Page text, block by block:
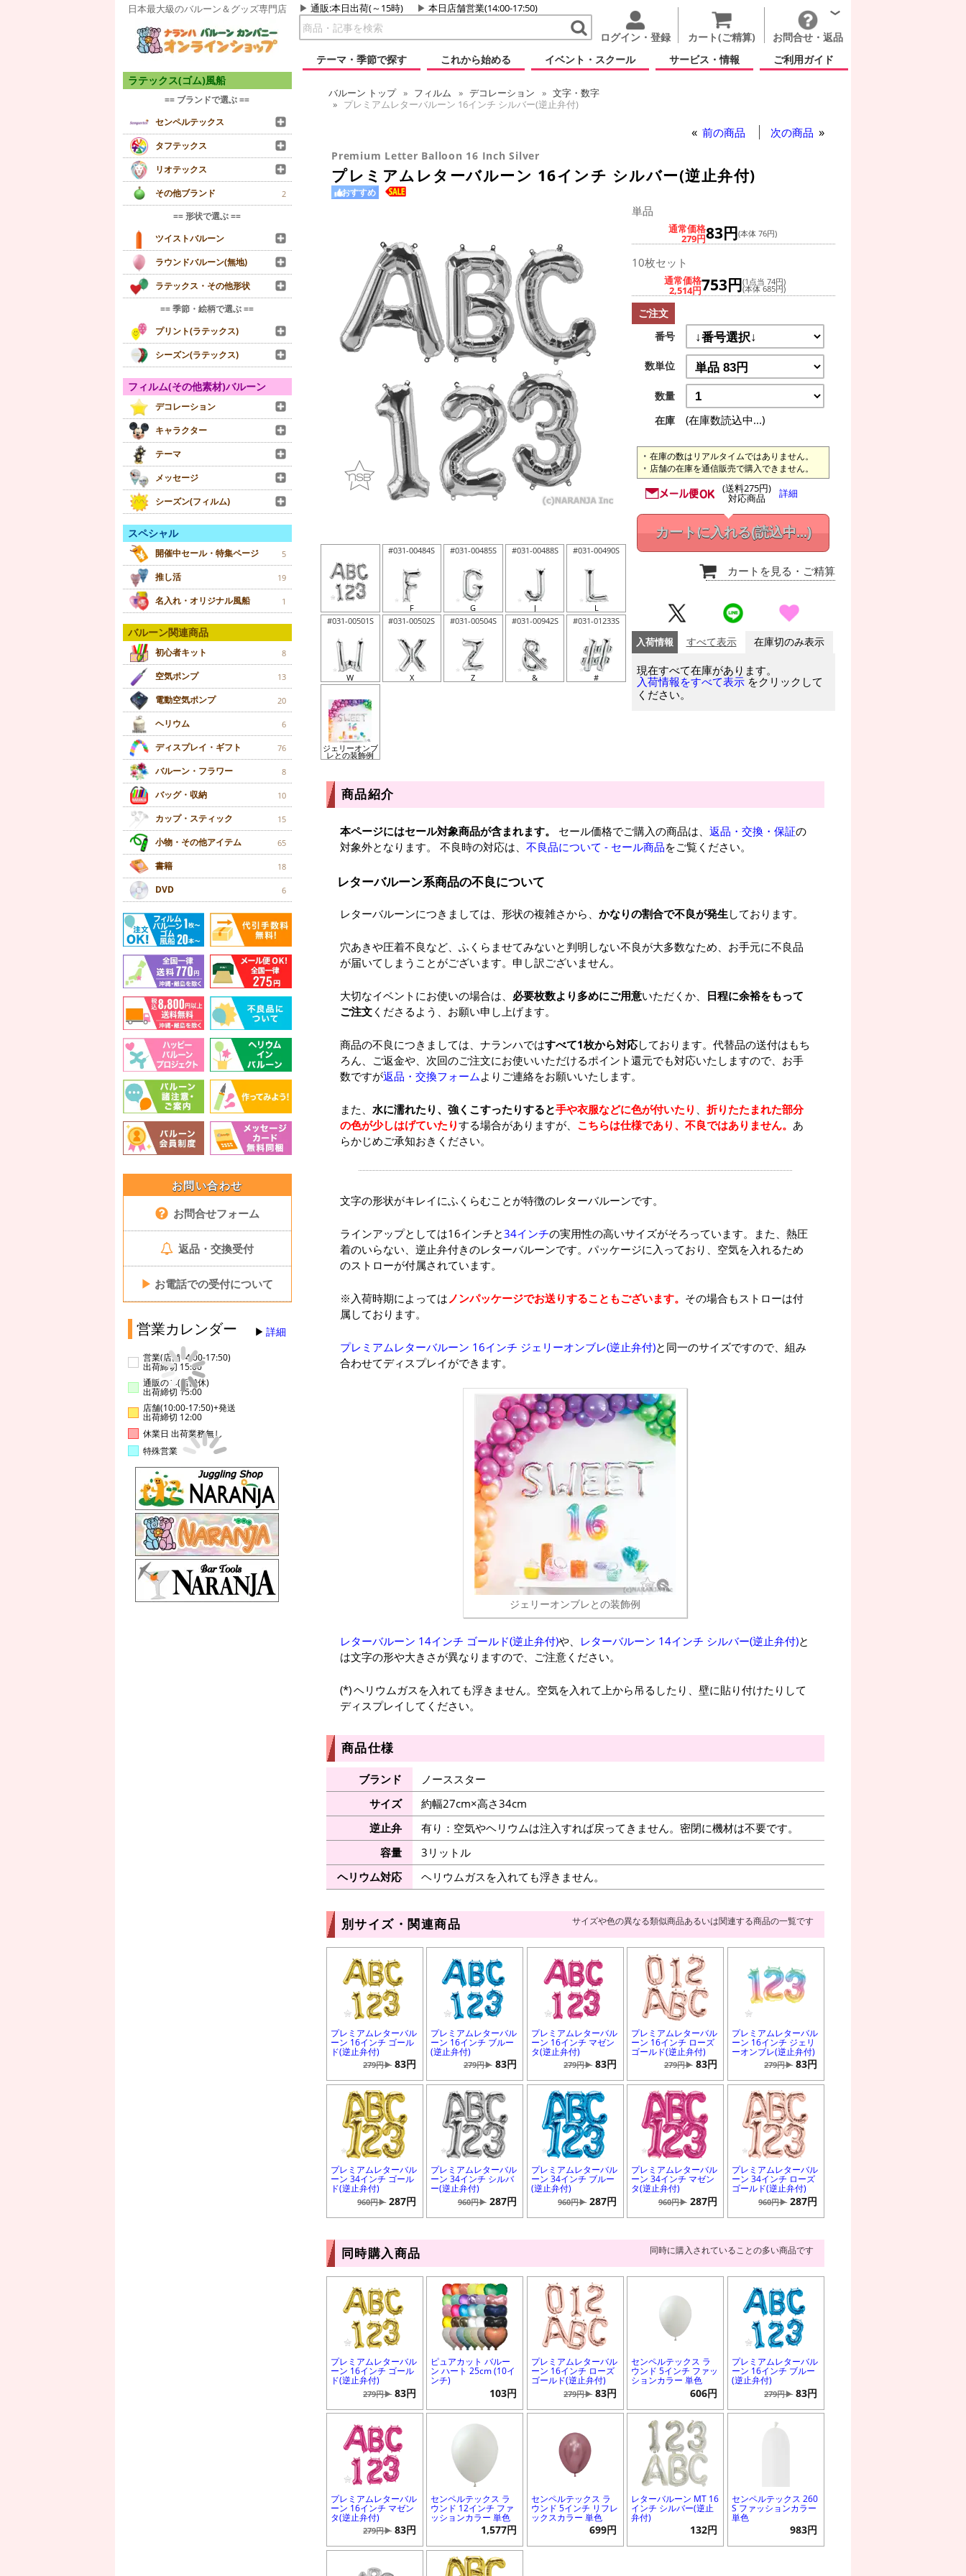
日本最大級のバルーン＆グッズ専門店 通販:本日出荷(～15時) 本日店舗営業(14:00-17:50)
ログイン・登録 カート(ご精算)
お問合せ・返品
テーマ・季節で探す
これから始める イベント・スクール サービス・情報 ご利用ガイド
ラテックス(ゴム)風船
== ブランドで選ぶ ==
センペルテックス
タフテックス
リオテックス
その他ブランド
2
== 形状で選ぶ ==
ツイストバルーン
ラウンドバルーン(無地)
ラテックス・その他形状
== 季節・絵柄で選ぶ ==
プリント(ラテックス)
シーズン(ラテックス)
フィルム(その他素材)バルーン
デコレーション
キャラクター
テーマ
メッセージ
シーズン(フィルム)
スペシャル
開催中セール・特集ページ 5
推し活 19
名入れ・オリジナル風船 1
バルーン関連商品
初心者キット 8
空気ポンプ 13
電動空気ポンプ 20
ヘリウム 6
ディスプレイ・ギフト 76
バルーン・フラワー 8
バッグ・収納 10
カップ・スティック 15
小物・その他アイテム 65
書籍 18
DVD 6
お問い合わせ
お問合せフォーム
返品・交換受付
▶ お電話での受付について
営業カレンダー 詳細
営業(店舗14:00-17:50)
出荷締切 15:00
通販のみ(店舗休)
出荷締切 15:00
店舗(10:00-17:50)+発送
出荷締切 12:00
休業日 出荷業務無し
特殊営業
バルーン トップ フィルム デコレーション
文字・数字
プレミアムレターバルーン 16インチ シルバー(逆止弁付)
前の商品 次の商品
Premium Letter Balloon 16 Inch Silver
プレミアムレターバルーン 16インチ シルバー(逆止弁付)
おすすめ
#031-00484S
F
#031-00485S
G
#031-00488S
J
#031-00490S
L
#031-00501S
W
#031-00502S
X
#031-00504S
Z
#031-00942S
&
#031-01233S
#
ジェリーオンブ
レとの装飾例
単品
通常価格
279円83円(本体 76円)
10枚セット
通常価格
2,514円753円(1点当 74円)
(本体 685円)
ご注文
番号
数単位
数量
在庫
(在庫数読込中...)
在庫の数はリアルタイムではありません。
店舗の在庫を通信販売で購入できません。
(送料275円)
対応商品 詳細
カートに入れる(読込中...)
カートを見る ・ご精算
入荷情報 すべて表示 在庫切のみ表示
現在すべて在庫があります。
入荷情報をすべて表示 をクリックして
ください。
商品紹介
本ページにはセール対象商品が含まれます。 セール価格でご購入の商品は、 返品・交換・保証の
対象外となります。 不良時の対応は、 不良品について - セール商品をご覧ください。
レターバルーン系商品の不良について
レターバルーンにつきましては、形状の複雑さから、 かなりの割合で不良が発生 しております。
穴あきや圧着不良など、ふくらませてみないと判明しない不良が大多数なため、お手元に不良品
が届いてしまうことがございます。申し訳ございません。
大切なイベントにお使いの場合は、 必要枚数より多めにご用意いただくか、 日程に余裕をもって
ご注文 くださるよう、お願い申し上げます。
商品の不良につきましては、ナランハではすべて1枚から対応しております。代替品の送付はもち
ろん、ご返金や、次回のご注文にお使いいただけるポイント還元でも対応いたしますので、お手
数ですが返品・交換フォーム よりご連絡をお願いいたします。
また、 水に濡れたり、強くこすったりすると手や衣服などに色が付いたり
折りたたまれた部分
の色が少しはげていたりする場合がありますが、 こちらは仕様であり、不良ではありません。 あ
らかじめご承知おきください。
文字の形状がキレイにふくらむことが特徴のレターバルーンです。
ラインアップとしては16インチと34インチの実用性の高いサイズがそろっています。また、熱圧
着のいらない、逆止弁付きのレターバルーンです。パッケージに入っており、空気を入れるため
のストローが付属されています。
※入荷時期によっては ノンパッケージでお送りすることもございます。 その場合もストローは付
属しております。
プレミアムレターバルーン 16インチ ジェリーオンブレ(逆止弁付)と同一のサイズですので、組み
合わせてディスプレイができます。
ジェリーオンブレとの装飾例
レターバルーン 14インチ ゴールド(逆止弁付)や、 レターバルーン 14インチ シルバー(逆止弁付)と
は文字の形や大きさが異なりますので、ご注意ください。
ヘリウムガスを入れても浮きません。空気を入れて上から吊るしたり、壁に貼り付けたりして
ディスプレイしてください。
商品仕様
ブランド
ノーススター
サイズ
約幅27cm×高さ34cm
逆止弁
有り：空気やヘリウムは注入すれば戻ってきません。密閉に機材は不要です。
容量
3リットル
ヘリウム対応
ヘリウムガスを入れても浮きません。
別サイズ・関連商品 サイズや色の異なる類似商品あるいは関連する商品の一覧です
プレミアムレターバル
ーン 16インチ ゴール
ド(逆止弁付)
279円▶ 83円
プレミアムレターバル
ーン 16インチ ブルー
(逆止弁付)
279円▶ 83円
プレミアムレターバル
ーン 16インチ マゼン
タ(逆止弁付)
279円▶ 83円
プレミアムレターバル
ーン 16インチ ローズ
ゴールド(逆止弁付)
279円▶ 83円
プレミアムレターバル
ーン 16インチ ジェリ
ーオンブレ(逆止弁付)
279円▶ 83円
プレミアムレターバル
ーン 34インチ ゴール
ド(逆止弁付)
960円▶ 287円
プレミアムレターバル
ーン 34インチ シルバ
ー(逆止弁付)
960円▶ 287円
プレミアムレターバル
ーン 34インチ ブルー
(逆止弁付)
960円▶ 287円
プレミアムレターバル
ーン 34インチ マゼン
タ(逆止弁付)
960円▶ 287円
プレミアムレターバル
ーン 34インチ ローズ
ゴールド(逆止弁付)
960円▶ 287円
同時購入商品 同時に購入されていることの多い商品です
プレミアムレターバル
ーン 16インチ ゴール
ド(逆止弁付)
279円▶ 83円
ピュアカット バルー
ン ハート 25cm (10イ
ンチ)
103円
プレミアムレターバル
ーン 16インチ ローズ
ゴールド(逆止弁付)
279円▶ 83円
センペルテックス ラ
ウンド 5インチ ファッ
ションカラー 単色
606円
プレミアムレターバル
ーン 16インチ ブルー
(逆止弁付)
279円▶ 83円
プレミアムレターバル
ーン 16インチ マゼン
タ(逆止弁付)
279円▶ 83円
センペルテックス ラ
ウンド 12インチ ファ
ッションカラー 単色
1,577円
センペルテックス ラ
ウンド 5インチ リフレ
ックスカラー 単色
699円
レターバルーン MT 16
インチ シルバー(逆止
弁付)
132円
センペルテックス 260
S ファッションカラー
単色
983円